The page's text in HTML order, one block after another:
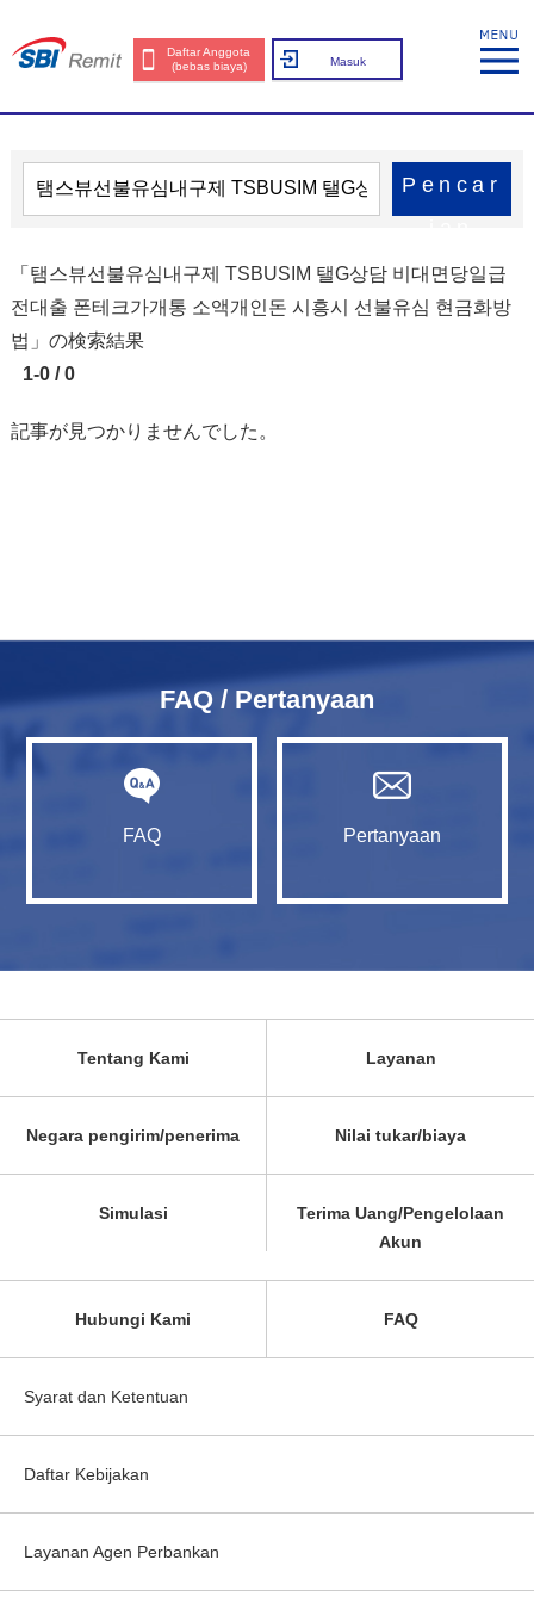
Daftar Anggota
(bebas biaya)
Masuk
Pencar
「탬스뷰선불유심내구제 TSBUSIM 탤G상담 비대면당일급
전대출 폰테크가개통 소액개인돈 시흥시 선불유심 현금화방
법」の検索結果
1-0 / 0
記事が見つかりませんでした。
FAQ / Pertanyaan
FAQ Pertanyaan
Tentang Kami Layanan
Negara pengirim/penerima Nilai tukar/biaya
Simulasi
Terima Uang/Pengelolaan
Akun
Hubungi Kami FAQ
Syarat dan Ketentuan
Daftar Kebijakan
Layanan Agen Perbankan